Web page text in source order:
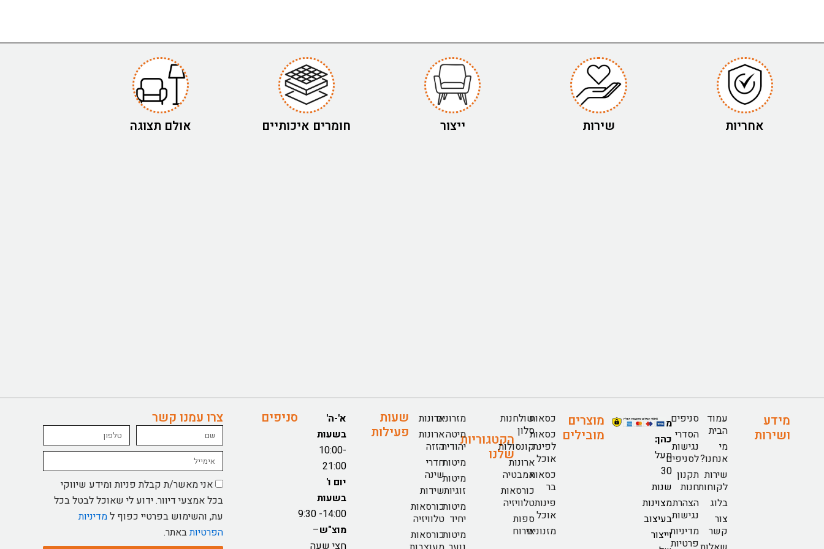
אחריות שירות ייצור חומרים איכותיים אולם תצוגה
מידע
ושירות
עמוד
הבית
מי
אנחנו?
שירות
לקוחות
בלוג
צור
קשר
סניפים
הסדרי
נגישות
לסניפים
תקנון
חנות
הצהרת
נגישות
מדיניות
פרטיות
מזנוני
כהן:
מעל
30
שנות
מצוינות
בעיצוב
וייצור
מוצרים
מובילים
כסאות
כסאות
לפינת
אוכל
כסאות
בר
פינות
אוכל
מזנונים
שולחנות
סלון
קונסולות
ארונות
אמבטיה
כורסאות
טלוויזיה
ספות
אירוח
הקטגוריות
שלנו
מזרונים
מיטה
יהודית
מיטות
מיטות
זוגיות
מיטות
יחיד
מיטות
ארונות
ארונות
הזזה
חדרי
שינה
שידות
כורסאות
טלוויזיה
כורסאות
שעות
פעילות
א'-ה'
בשעות
10:00-
21:00
יום ו'
בשעות
14:00- 9:30
מוצ"ש–
סניפים צרו עמנו קשר
Name
טלפון
Email
אישור
מדיניות
אני מאשר/ת קבלת פניות ומידע שיווקי
בכל אמצעי דיוור. ידוע לי שאוכל לבטל בכל
עת, והשימוש בפרטיי כפוף למדיניות
הפרטיותבאתר.